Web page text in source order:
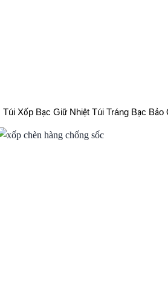
Túi Xốp Bạc Giữ Nhiệt Túi Tráng Bạc Bảo